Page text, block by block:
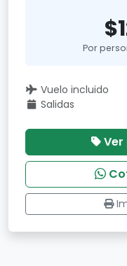
Por
Vuelo incluido
Salidas